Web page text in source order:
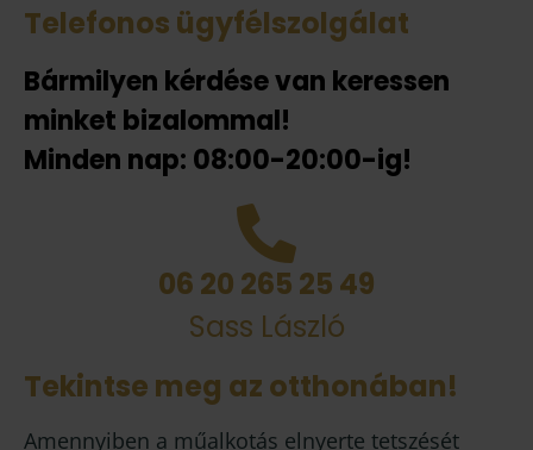
Telefonos ügyfélszolgálat
Bármilyen kérdése van keressen
minket bizalommal!
Minden nap: 08:00-20:00-ig!
06 20 265 25 49
Sass László
Tekintse meg az otthonában!
Amennyiben a műalkotás elnyerte tetszését